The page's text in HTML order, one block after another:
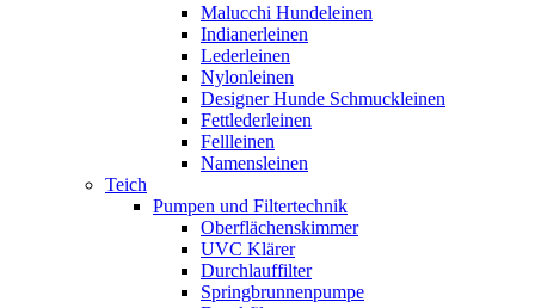
Malucchi Hundeleinen
Indianerleinen
Lederleinen
Nylonleinen
Designer Hunde Schmuckleinen
Fettlederleinen
Fellleinen
Namensleinen
Teich
Pumpen und Filtertechnik
Oberflächenskimmer
UVC Klärer
Durchlauffilter
Springbrunnenpumpe